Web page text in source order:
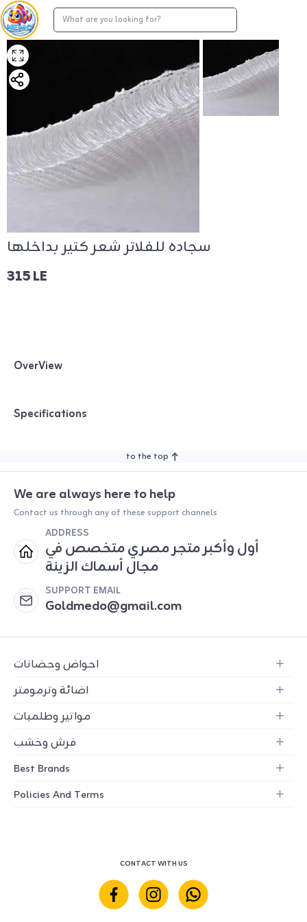
سجاده للفلاتر شعر كتير بداخلها
315 LE
OverView
Specifications
to the top
We are always here to help
Contact us through any of these support channels
ADDRESS
أول وأكبر متجر مصري متخصص في
مجال أسماك الزينة
SUPPORT EMAIL
Goldmedo@gmail.com
احواض وحضانات
اضائة وترمومتر
مواتير وطلمبات
فرش وخشب
Best Brands
Policies And Terms
CONTACT WITH US